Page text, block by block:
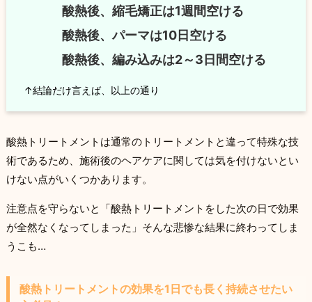
酸熱後、縮毛矯正は1週間空ける
酸熱後、パーマは10日空ける
酸熱後、編み込みは2～3日間空ける
↑結論だけ言えば、以上の通り
酸熱トリートメントは通常のトリートメントと違って特殊な技
術であるため、施術後のヘアケアに関しては気を付けないとい
けない点がいくつかあります。
注意点を守らないと「酸熱トリートメントをした次の日で効果
が全然なくなってしまった」そんな悲惨な結果に終わってしま
うこも…
酸熱トリートメントの効果を1日でも長く持続させたい